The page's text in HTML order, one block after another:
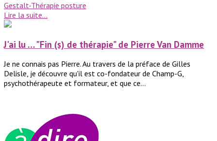
Gestalt-Thérapie posture
Lire la suite...
J'ai lu … "Fin (s) de thérapie" de Pierre Van Damme
Je ne connais pas Pierre. Au travers de la préface de Gilles
Delisle, je découvre qu'il est co-fondateur de Champ-G,
psychothérapeute et formateur, et que ce...